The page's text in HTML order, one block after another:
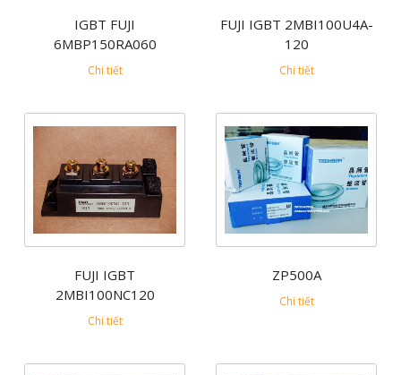
IGBT FUJI
6MBP150RA060
Chi tiết
FUJI IGBT 2MBI100U4A-
120
Chi tiết
FUJI IGBT
2MBI100NC120
Chi tiết
ZP500A
Chi tiết